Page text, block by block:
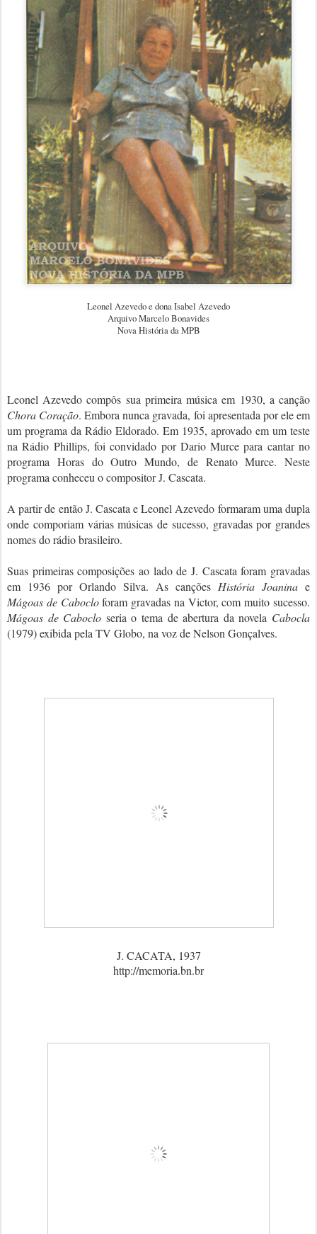
Leonel Azevedo e dona Isabel Azevedo
Arquivo Marcelo Bonavides
Nova História da MPB
Leonel Azevedo compôs sua primeira música em 1930, a canção
Chora Coração. Embora nunca gravada, foi apresentada por ele em
um programa da Rádio Eldorado. Em 1935, aprovado em um teste
na Rádio Phillips, foi convidado por Dario Murce para cantar no
programa Horas do Outro Mundo, de Renato Murce. Neste
programa conheceu o compositor J. Cascata.
A partir de então J. Cascata e Leonel Azevedo formaram uma dupla
onde comporiam várias músicas de sucesso, gravadas por grandes
nomes do rádio brasileiro.
Suas primeiras composições ao lado de J. Cascata foram gravadas
em 1936 por Orlando Silva. As canções História Joanina e
Mágoas de Cabocloforam gravadas na Victor, com muito sucesso.
Mágoas de Caboclo seria o tema de abertura da novela Cabocla
(1979) exibida pela TV Globo, na voz de Nelson Gonçalves.
J. CACATA, 1937
http://memoria.bn.br